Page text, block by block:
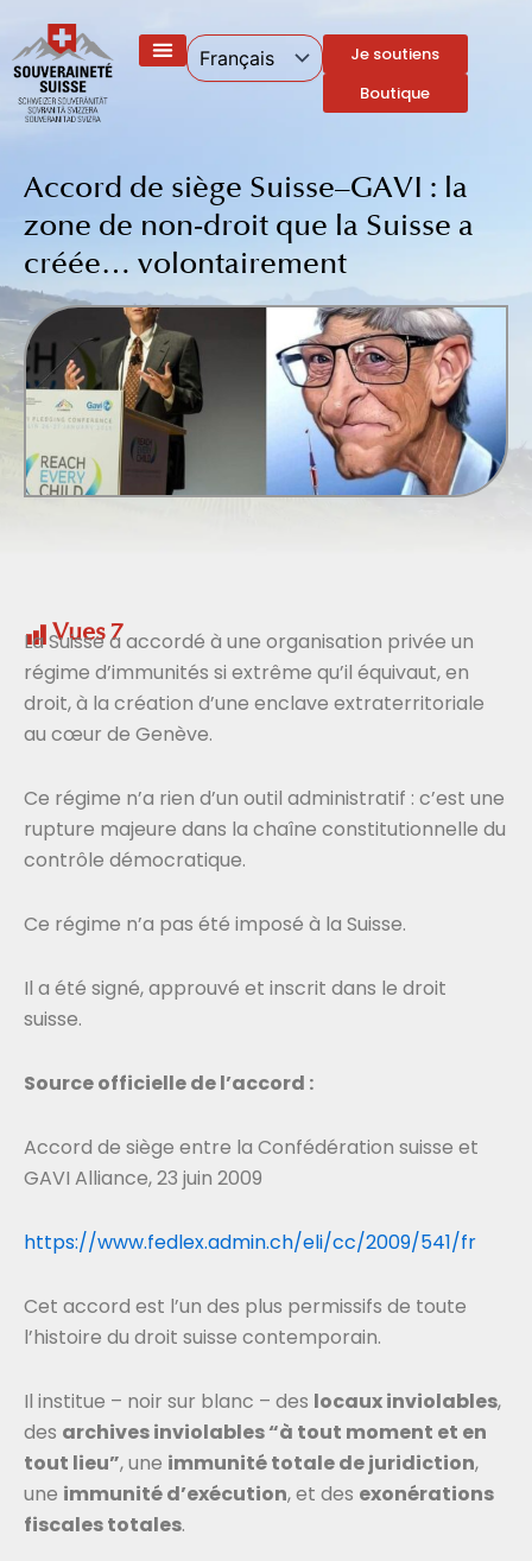
contenu
Je soutiens
Boutique
Accord de siège Suisse–GAVI : la
zone de non-droit que la Suisse a
créée… volontairement
Vues7
La Suisse a accordé à une organisation privée un
régime d’immunités si extrême qu’il équivaut, en
droit, à la création d’une enclave extraterritoriale
au cœur de Genève.
Ce régime n’a rien d’un outil administratif : c’est une
rupture majeure dans la chaîne constitutionnelle du
contrôle démocratique.
Ce régime n’a pas été imposé à la Suisse.
Il a été signé, approuvé et inscrit dans le droit
suisse.
Source officielle de l’accord :
Accord de siège entre la Confédération suisse et
GAVI Alliance, 23 juin 2009
https://www.fedlex.admin.ch/eli/cc/2009/541/fr
Cet accord est l’un des plus permissifs de toute
l’histoire du droit suisse contemporain.
Il institue – noir sur blanc – des locaux inviolables,
des archives inviolables “à tout moment et en
tout lieu”, une immunité totale de juridiction,
une immunité d’exécution, et des exonérations
fiscales totales.